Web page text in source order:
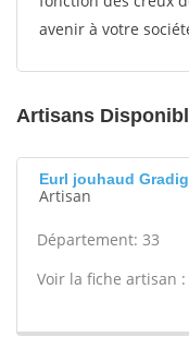
avenir à votre
Artisans
Eurl jouhaud
Artisan
Département: 33
Voir la fiche artisan :